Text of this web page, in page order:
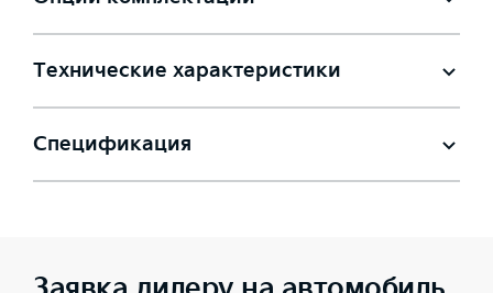
Технические характеристики
Спецификация